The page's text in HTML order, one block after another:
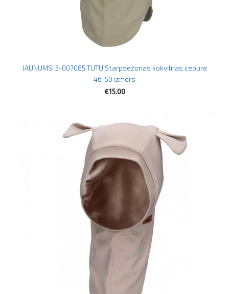
JAUNUMS! 3-007085 TUTU Starpsezonas kokvilnas cepure
46-50 izmērs
€15.00